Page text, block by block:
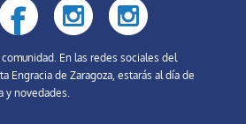
En las redes sociales del
Engracia de Zaragoza, estarás al día de
y novedades.